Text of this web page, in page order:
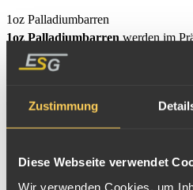
Zustimmung
Diese Webseite verwendet
Wir verwenden Cookies, um
1oz Palladiumbarren
1oz Palladiumbarrenwerden im
Feinpalladium hergestellt. Unzen-
Österreich und der Schweiz
Platinbarren von Argor, Credit-
DieESG kauft Palladiumbarren